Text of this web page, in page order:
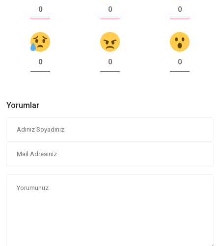
0 0 0
0 0 0
Yorumlar